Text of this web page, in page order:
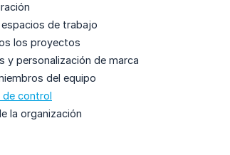
de trabajo
los proyectos
y personalización de marca
del equipo
de control
la organización